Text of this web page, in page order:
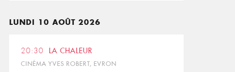
LUNDI 10 AOÛT 2026
20:30 LA CHALEUR
CINÉMA YVES ROBERT, EVRON